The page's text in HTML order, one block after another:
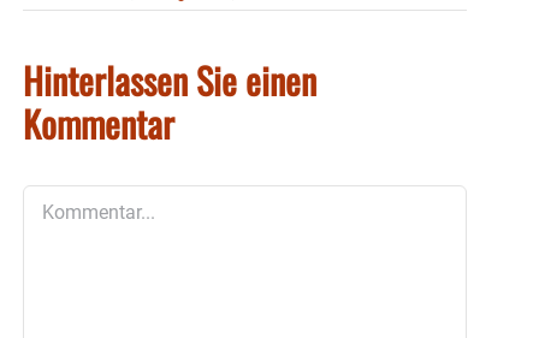
Hinterlassen Sie einen
Kommentar